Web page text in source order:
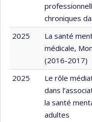
chroniques
2025
La santé
médicale,
(2016-2017)
2025
Le rôle
dans
la santé
adultes